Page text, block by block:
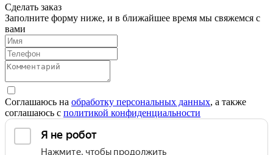
Сделать заказ
Заполните форму ниже, и в ближайшее время мы свяжемся с
вами
Соглашаюсь на обработку персональных данных, а также
соглашаюсь c политикой конфиденциальности